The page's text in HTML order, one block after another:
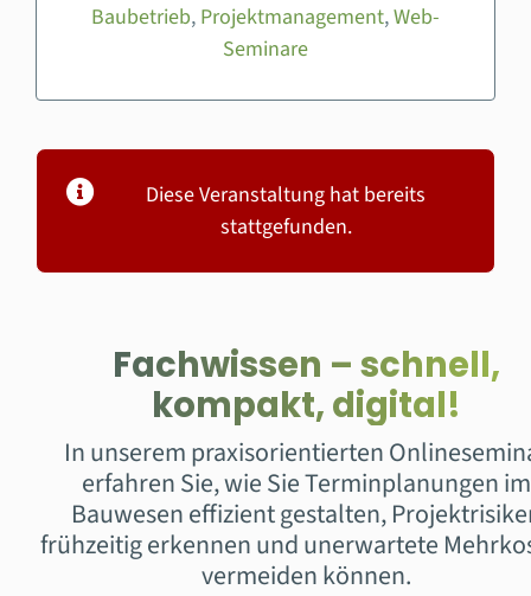
Baubetrieb, Projektmanagement,Web-
Seminare
Diese Veranstaltung hat bereits
stattgefunden.
Fachwissen – schnell,
kompakt, digital!
In unserem praxisorientierten
erfahren Sie, wie Sie Terminplanungen im
Bauwesen effizient gestalten,
frühzeitig erkennen und unerwartete
vermeiden können.